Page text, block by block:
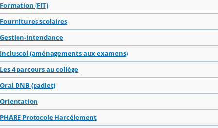
Formation (FIT)
Fournitures scolaires
Gestion-intendance
Incluscol (aménagements aux examens)
Les 4 parcours au collège
Oral DNB (padlet)
Orientation
PHARE Protocole Harcèlement